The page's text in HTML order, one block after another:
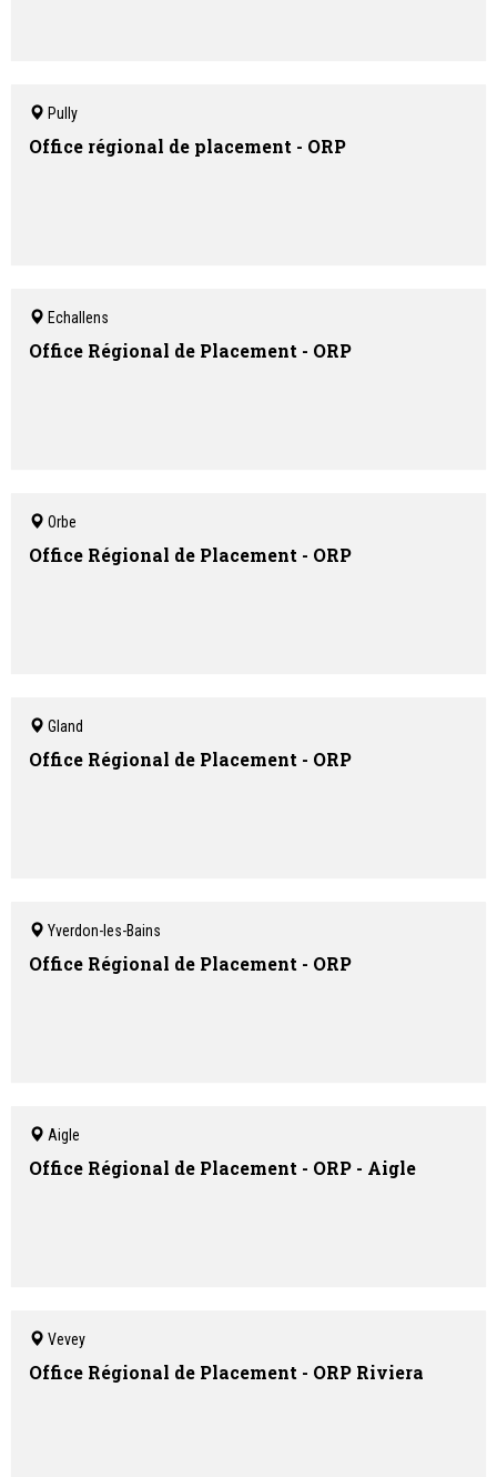
Pully
Office régional de placement - ORP
Echallens
Office Régional de Placement - ORP
Orbe
Office Régional de Placement - ORP
Gland
Office Régional de Placement - ORP
Yverdon-les-Bains
Office Régional de Placement - ORP
Aigle
Office Régional de Placement - ORP - Aigle
Vevey
Office Régional de Placement - ORP Riviera